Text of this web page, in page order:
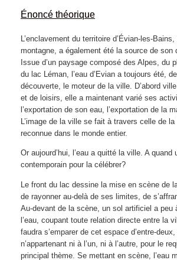
Énoncé théorique
L’enclavement du territoire d’Évian-les-
montagne, a également été la source de son
Issue d’un paysage composé des Alpes, du
du lac Léman, l’eau d’Evian a toujours été,
découverte, le moteur de la ville. D’abord
et de loisirs, elle a maintenant varié ses
l’exportation de son eau, l’exportation de la
L’image de la ville se fait à travers celle de
reconnue dans le monde entier.
Or aujourd’hui, l’eau a quitté la ville. A quand
contemporain pour la célébrer?
Le front du lac dessine la mise en scène de
de rayonner au-delà de ses limites, de
Au-devant de la scène, un sol artificiel a peu
l’eau, coupant toute relation directe entre la
faudra s’emparer de cet espace d’entre-
n’appartenant ni à l’un, ni à l’autre, pour le
principal thème. Se mettant en scène, l’eau